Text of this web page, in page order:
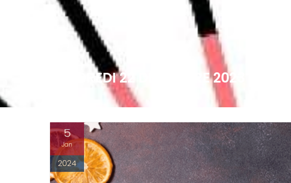
VENDREDI 22 DÉCEMBRE 2023 :
5
Jan
2024